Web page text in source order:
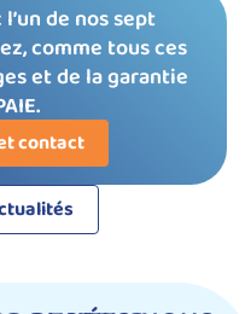
de nos sept
comme tous ces
et de la garantie
contact